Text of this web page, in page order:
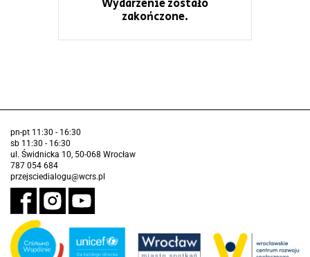
Wydarzenie zostało
zakończone.
pn-pt 11:30 - 16:30
sb 11:30 - 16:30
ul. Świdnicka 10, 50-068 Wrocław
787 054 684
przejsciedialogu@wcrs.pl